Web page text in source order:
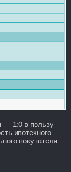
— 1:0 в пользу
ипотечного
покупателя